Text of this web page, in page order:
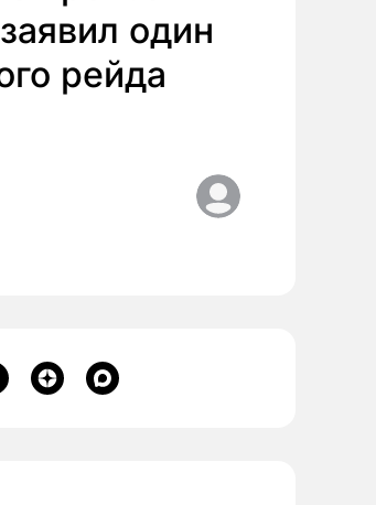
один
рейда